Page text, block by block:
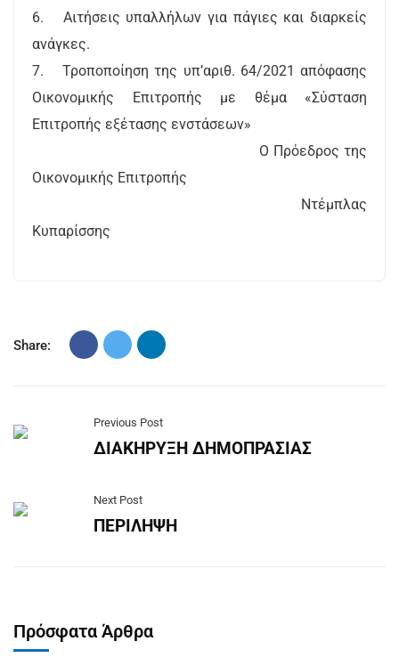
6.
Αιτήσεις υπαλλήλων για πάγιες και διαρκείς
ανάγκες.
7.
Τροποποίηση της υπ’αριθ. 64/2021 απόφασης
Οικονομικής Επιτροπής με θέμα «Σύσταση
Επιτροπής εξέτασης ενστάσεων»
Ο Πρόεδρος της
Οικονομικής Επιτροπής
Ντέμπλας
Κυπαρίσσης
Share:
Previous Post
ΔΙΑΚΗΡΥΞΗ ΔΗΜΟΠΡΑΣΙΑΣ
Next Post
ΠΕΡΙΛΗΨΗ
Πρόσφατα Άρθρα